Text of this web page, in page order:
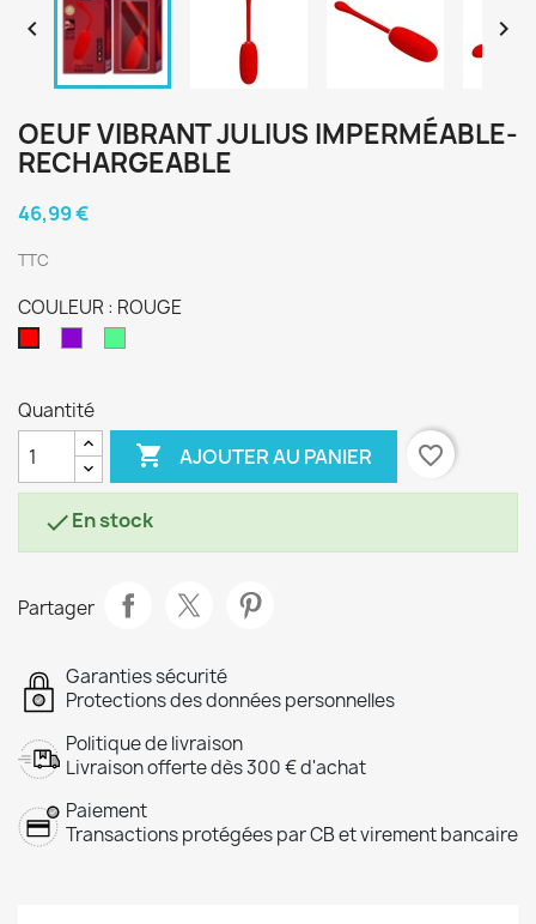
 
OEUF VIBRANT JULIUS IMPERMÉABLE-
RECHARGEABLE
46,99 €
TTC
COULEUR : ROUGE
Quantité
 AJOUTER AU PANIER favorite_border
En stock
Partager
Garanties sécurité
Protections des données personnelles
Politique de livraison
Livraison offerte dès 300 € d'achat
Paiement
Transactions protégées par CB et virement bancaire